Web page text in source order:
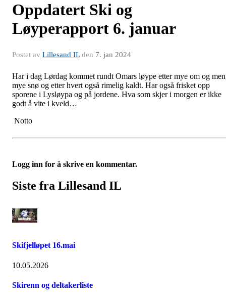
Oppdatert Ski og
Løyperapport 6. januar
Postet av Lillesand ILden 7. jan 2024
Har i dag Lørdag kommet rundt Omars løype etter mye om og
mye snø og etter hvert også rimelig kaldt. Har også frisket opp
sporene i Lysløypa og på jordene. Hva som skjer i morgen er ikke
godt å vite i kveld…
Notto
Logg inn for å skrive en kommentar.
Siste fra Lillesand IL
Skifjelløpet 16.mai
10.05.2026
Skirenn og deltakerliste